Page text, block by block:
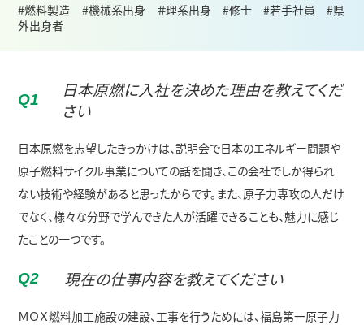
#燃料製造 #機械系出身 ＃理系出身 #修士 #若手社員
#県
外出身者
Q1
日本原燃に入社を決めた理由を教えてくだ
さい
日本原燃を志望したきっかけは、説明会で日本のエネルギー問題や
原子燃料サイクル事業についての話を聞き、この会社でしか得られ
ない技術や経験があると思ったからです。また、原子力専攻の人だけ
でなく、様々な分野で学んできた人が活躍できることも、魅力に感じ
たことの一つです。
Q2 現在の仕事内容を教えてください
ＭＯＸ燃料加工施設の建設、工事を行うためには、福島第一原子力